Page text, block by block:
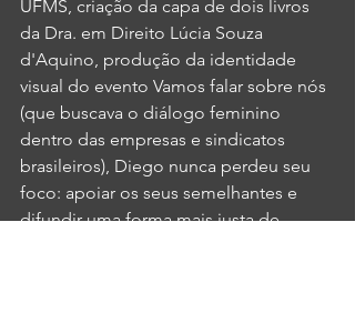
UFMS, criação da capa de dois livros
da Dra. em Direito Lúcia Souza
d'Aquino, produção da identidade
visual do evento Vamos falar sobre nós
(que buscava o diálogo feminino
dentro das empresas e sindicatos
brasileiros), Diego nunca perdeu seu
foco: apoiar os seus semelhantes e
difundir uma forma mais justa de